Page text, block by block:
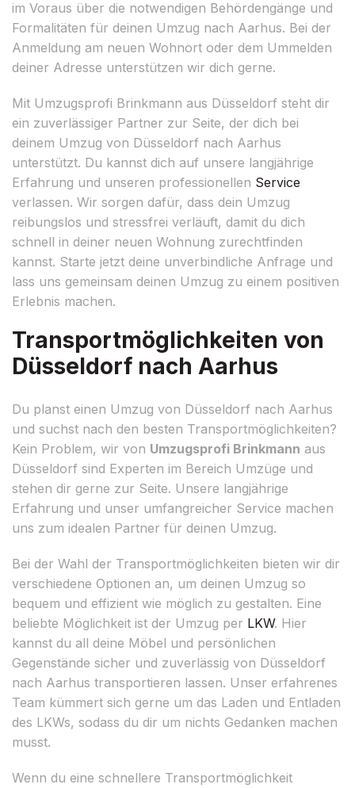
im Voraus über die notwendigen Behördengänge und
Formalitäten für deinen Umzug nach Aarhus. Bei der
Anmeldung am neuen Wohnort oder dem Ummelden
deiner Adresse unterstützen wir dich gerne.
Mit Umzugsprofi Brinkmann aus Düsseldorf steht dir
ein zuverlässiger Partner zur Seite, der dich bei
deinem Umzug von Düsseldorf nach Aarhus
unterstützt. Du kannst dich auf unsere langjährige
Erfahrung und unseren professionellen Service
verlassen. Wir sorgen dafür, dass dein Umzug
reibungslos und stressfrei verläuft, damit du dich
schnell in deiner neuen Wohnung zurechtfinden
kannst. Starte jetzt deine unverbindliche Anfrage und
lass uns gemeinsam deinen Umzug zu einem positiven
Erlebnis machen.
Transportmöglichkeiten von
Düsseldorf nach Aarhus
Du planst einen Umzug von Düsseldorf nach Aarhus
und suchst nach den besten Transportmöglichkeiten?
Kein Problem, wir von Umzugsprofi Brinkmann aus
Düsseldorf sind Experten im Bereich Umzüge und
stehen dir gerne zur Seite. Unsere langjährige
Erfahrung und unser umfangreicher Service machen
uns zum idealen Partner für deinen Umzug.
Bei der Wahl der Transportmöglichkeiten bieten wir dir
verschiedene Optionen an, um deinen Umzug so
bequem und effizient wie möglich zu gestalten. Eine
beliebte Möglichkeit ist der Umzug per LKW. Hier
kannst du all deine Möbel und persönlichen
Gegenstände sicher und zuverlässig von Düsseldorf
nach Aarhus transportieren lassen. Unser erfahrenes
Team kümmert sich gerne um das Laden und Entladen
des LKWs, sodass du dir um nichts Gedanken machen
musst.
Wenn du eine schnellere Transportmöglichkeit